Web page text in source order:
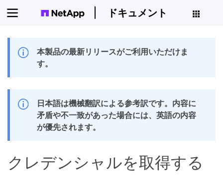
ドキュメント
本製品の最新リリースがご利用いただけま
す。
日本語は機械翻訳による参考訳です。内容に
矛盾や不一致があった場合には、英語の内容
が優先されます。
クレデンシャルを取得する